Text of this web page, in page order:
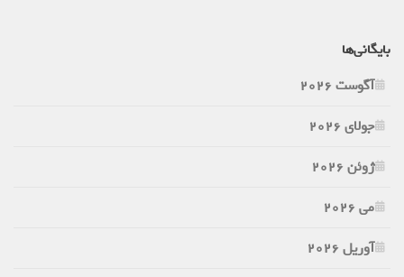
بایگانی‌ها
آگوست 2026
جولای 2026
ژوئن 2026
می 2026
آوریل 2026